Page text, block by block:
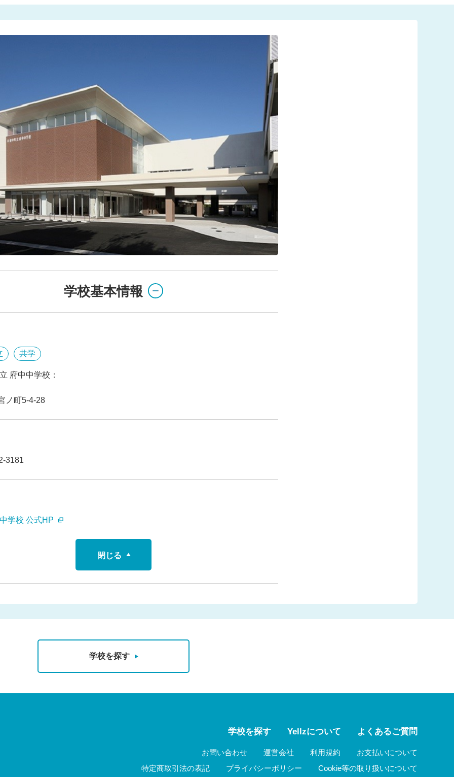
学校基本情報
共学
府中中学校：
ノ町5-4-28
3181
学校 公式HP
閉じる
学校を探す
学校を探す Yellzについて よくあるご質問
お問い合わせ 運営会社 利用規約
お支払いについて
特定商取引法の表記
プライバシーポリシー Cookie等の取り扱いについて